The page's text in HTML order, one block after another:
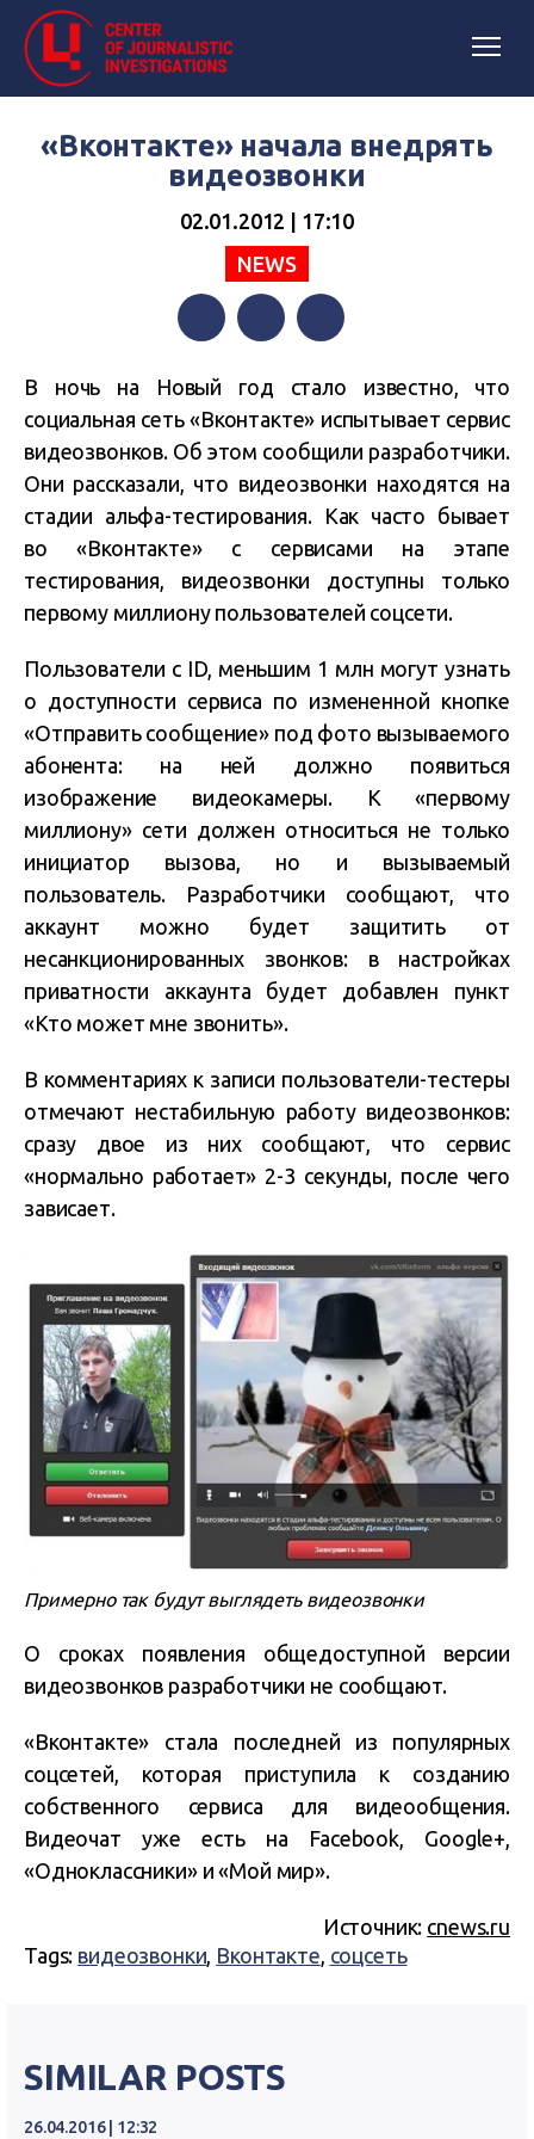
«Вконтакте» начала внедрять
видеозвонки
02.01.2012 | 17:10
NEWS
В ночь на Новый год стало известно, что
социальная сеть «Вконтакте» испытывает сервис
видеозвонков. Об этом сообщили разработчики.
Они рассказали, что видеозвонки находятся на
стадии альфа-тестирования. Как часто бывает
во «Вконтакте» с сервисами на этапе
тестирования, видеозвонки доступны только
первому миллиону пользователей соцсети.
Пользователи с ID, меньшим 1 млн могут узнать
о доступности сервиса по измененной кнопке
«Отправить сообщение» под фото вызываемого
абонента: на ней должно появиться
изображение видеокамеры. К «первому
миллиону» сети должен относиться не только
инициатор вызова, но и вызываемый
пользователь. Разработчики сообщают, что
аккаунт можно будет защитить от
несанкционированных звонков: в настройках
приватности аккаунта будет добавлен пункт
«Кто может мне звонить».
В комментариях к записи пользователи-тестеры
отмечают нестабильную работу видеозвонков:
сразу двое из них сообщают, что сервис
«нормально работает» 2-3 секунды, после чего
зависает.
Примерно так будут выглядеть видеозвонки
О сроках появления общедоступной версии
видеозвонков разработчики не сообщают.
«Вконтакте» стала последней из популярных
соцсетей, которая приступила к созданию
собственного сервиса для видеообщения.
Видеочат уже есть на Facebook, Google+,
«Одноклассники» и «Мой мир».
Источник: cnews.ru
Tags: видеозвонки Вконтакте соцсеть
SIMILAR POSTS
26.04.2016 | 12:32